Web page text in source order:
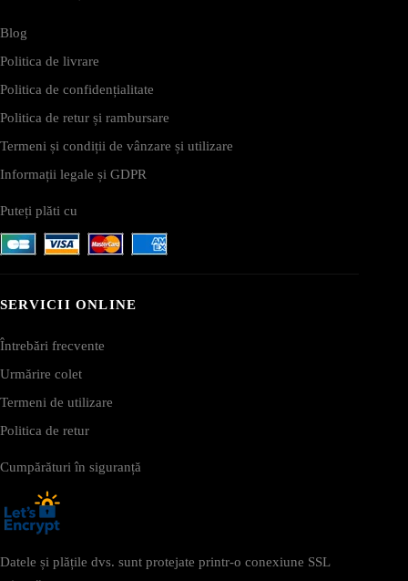
Blog
Politica de livrare
Politica de confidențialitate
Politica de retur și rambursare
Termeni și condiții de vânzare și utilizare
Informații legale și GDPR
Puteți plăti cu
SERVICII ONLINE
Întrebări frecvente
Urmărire colet
Termeni de utilizare
Politica de retur
Cumpărături în siguranță
Datele și plățile dvs. sunt protejate printr-o conexiune SSL